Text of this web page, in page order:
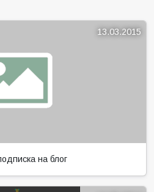
13.03.2015
на блог